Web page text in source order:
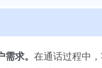
求。 在通话过程中